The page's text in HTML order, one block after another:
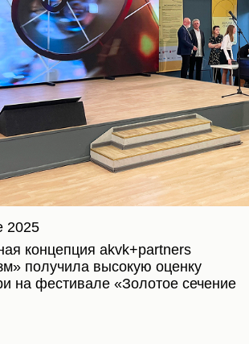
2025
концепция akvk+partners
получила высокую оценку
на фестивале «Золотое сечение